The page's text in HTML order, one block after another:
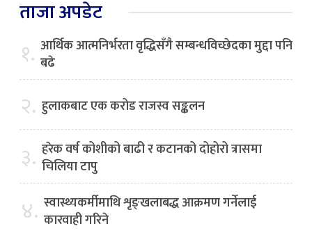
ताजा अपडेट
१. आर्थिक आत्मनिर्भरता वृद्धिसँगै सम्बन्धविच्छेदका मुद्दा पनि
बढे
२. हुलाकबाट एक करोड राजस्व सङ्कलन
३. हरेक वर्ष कोशीको बाढी र कटानको दोहोरो त्रासमा
चिलिया टापु
४. स्वास्थ्यकर्मीमाथि शृङ्खलाबद्ध आक्रमण गर्नेलाई
कारवाही गरिने